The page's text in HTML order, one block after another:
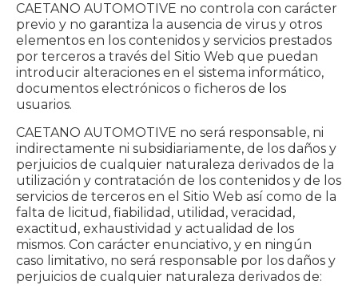
CAETANO AUTOMOTIVE no controla con carácter
previo y no garantiza la ausencia de virus y otros
elementos en los contenidos y servicios prestados
por terceros a través del Sitio Web que puedan
introducir alteraciones en el sistema informático,
documentos electrónicos o ficheros de los
usuarios.
CAETANO AUTOMOTIVE no será responsable, ni
indirectamente ni subsidiariamente, de los daños y
perjuicios de cualquier naturaleza derivados de la
utilización y contratación de los contenidos y de los
servicios de terceros en el Sitio Web así como de la
falta de licitud, fiabilidad, utilidad, veracidad,
exactitud, exhaustividad y actualidad de los
mismos. Con carácter enunciativo, y en ningún
caso limitativo, no será responsable por los daños y
perjuicios de cualquier naturaleza derivados de: